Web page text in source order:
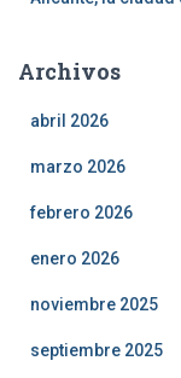
Archivos
abril 2026
marzo 2026
febrero 2026
enero 2026
noviembre 2025
septiembre 2025